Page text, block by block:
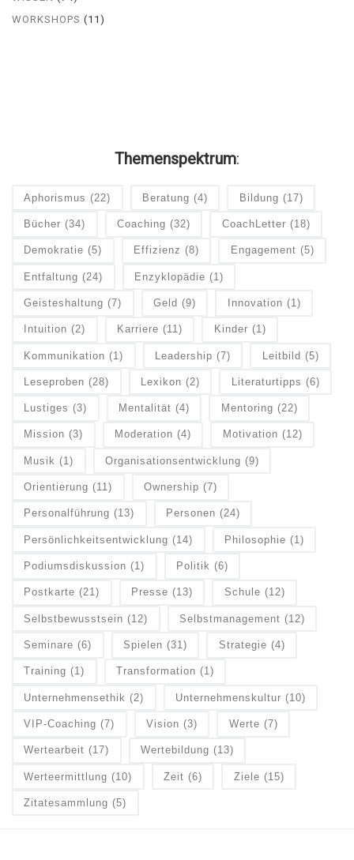
WORKSHOPS (11)
Themenspektrum:
Aphorismus (22) Beratung (4) Bildung (17)
Bücher (34) Coaching (32) CoachLetter (18)
Demokratie (5) Effizienz (8) Engagement (5)
Entfaltung (24) Enzyklopädie (1)
Geisteshaltung (7) Geld (9) Innovation (1)
Intuition (2) Karriere (11) Kinder (1)
Kommunikation (1) Leadership (7) Leitbild (5)
Leseproben (28) Lexikon (2) Literaturtipps (6)
Lustiges (3) Mentalität (4) Mentoring (22)
Mission (3) Moderation (4) Motivation (12)
Musik (1) Organisationsentwicklung (9)
Orientierung (11) Ownership (7)
Personalführung (13) Personen (24)
Persönlichkeitsentwicklung (14) Philosophie (1)
Podiumsdiskussion (1) Politik (6)
Postkarte (21) Presse (13) Schule (12)
Selbstbewusstsein (12) Selbstmanagement (12)
Seminare (6) Spielen (31) Strategie (4)
Training (1) Transformation (1)
Unternehmensethik (2) Unternehmenskultur (10)
VIP-Coaching (7) Vision (3) Werte (7)
Wertearbeit (17) Wertebildung (13)
Werteermittlung (10) Zeit (6) Ziele (15)
Zitatesammlung (5)